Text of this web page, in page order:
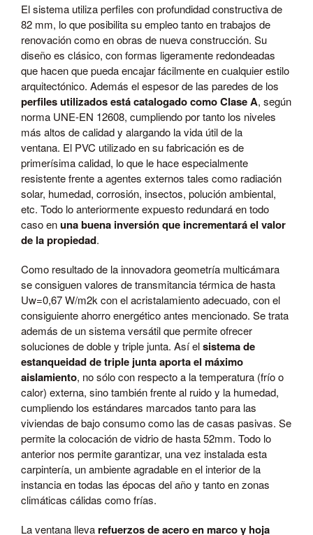
El sistema utiliza perfiles con profundidad constructiva de
82 mm, lo que posibilita su empleo tanto en trabajos de
renovación como en obras de nueva construcción. Su
diseño es clásico, con formas ligeramente redondeadas
que hacen que pueda encajar fácilmente en cualquier estilo
arquitectónico. Además el espesor de las paredes de los
perfiles utilizados está catalogado como Clase A, según
norma UNE-EN 12608, cumpliendo por tanto los niveles
más altos de calidad y alargando la vida útil de la
ventana. El PVC utilizado en su fabricación es de
primerísima calidad, lo que le hace especialmente
resistente frente a agentes externos tales como radiación
solar, humedad, corrosión, insectos, polución ambiental,
etc. Todo lo anteriormente expuesto redundará en todo
caso enuna buena inversión que incrementará el valor
de la propiedad.
Como resultado de la innovadora geometría multicámara
se consiguen valores de transmitancia térmica de hasta
Uw=0,67 W/m2k con el acristalamiento adecuado, con el
consiguiente ahorro energético antes mencionado. Se trata
además de un sistema versátil que permite ofrecer
soluciones de doble y triple junta. Así elsistema de
estanqueidad de triple junta aporta el máximo
aislamiento, no sólo con respecto a la temperatura (frío o
calor) externa, sino también frente al ruido y la humedad,
cumpliendo los estándares marcados tanto para las
viviendas de bajo consumo como las de casas pasivas. Se
permite la colocación de vidrio de hasta 52mm. Todo lo
anterior nos permite garantizar, una vez instalada esta
carpintería, un ambiente agradable en el interior de la
instancia en todas las épocas del año y tanto en zonas
climáticas cálidas como frías.
La ventana lleva refuerzos de acero en marco y hoja